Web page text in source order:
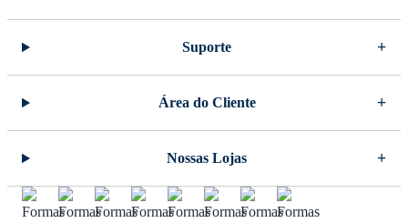
Suporte
Área do Cliente
Nossas Lojas